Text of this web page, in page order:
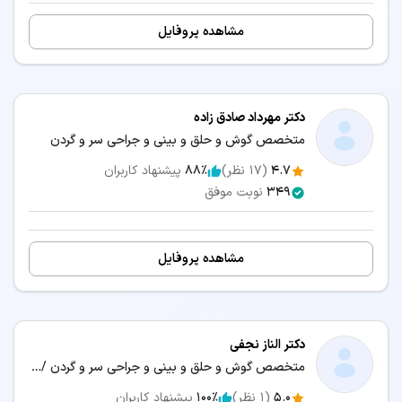
شنوایی سنجی کودکان
عمل انحراف بینی
(سپتوپلاستی)
عمل بینی بدون بیهوشی عمل بینی بدون تامپون
عمل بینی به روش بسته عمل بینی طبیعی
عمل بینی فانتزی
عمل بینی مردانه عمل بینی گوشتی
تخصص‌های مرتبط:
👨‍⚕️ نوبت‌دهی دکتر فلوشیپ طب خواب در سبزوار
مشاهده پروفایل
دکتر مهرداد صادق زاده
متخصص گوش و حلق و بینی و جراحی سر و گردن
4.7
(
17 نظر) 88٪ پیشنهاد کاربران
349 نوبت موفق
مشاهده پروفایل
دکتر الناز نجفی
متخصص گوش و حلق و بینی و جراحی سر و گردن / دکترای حرفه‌ای پزشکی
5.0
(
1 نظر) 100٪ پیشنهاد کاربران